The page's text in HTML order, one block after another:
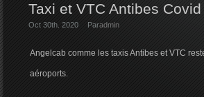
Taxi et VTC Antibes Covid
Oct 30th. 2020 Paradmin
Angelcab comme les taxis Antibes et VTC
aéroports.